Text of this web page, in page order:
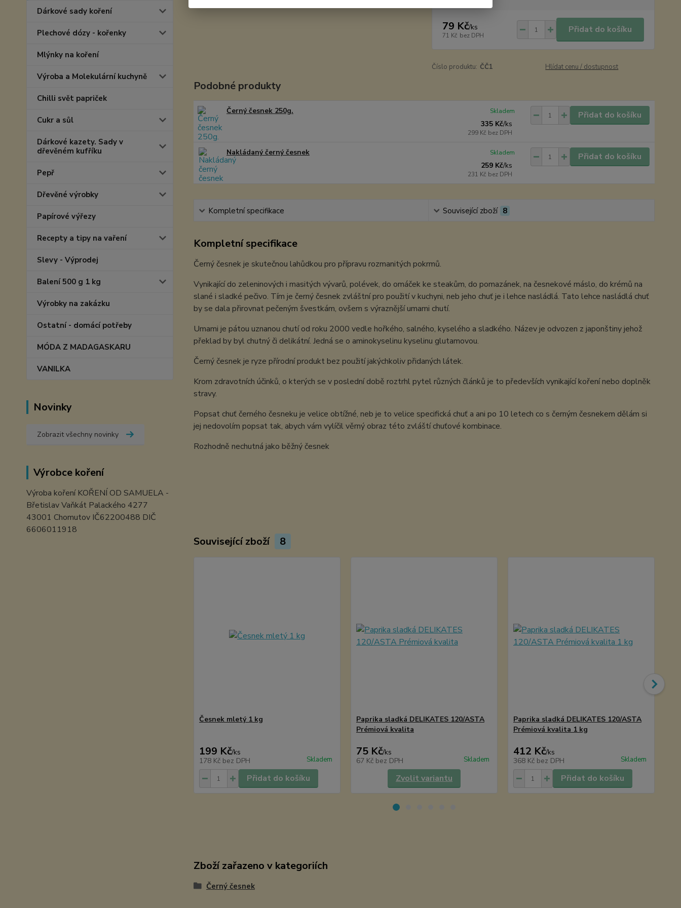
Dárkové sady koření
Plechové dózy - kořenky
Mlýnky na koření
Výroba a Molekulární kuchyně
Chilli svět papriček
Cukr a sůl
Dárkové kazety. Sady v
dřevěném kufříku
Pepř
Dřevěné výrobky
Papírové výřezy
Recepty a tipy na vaření
Slevy - Výprodej
Balení 500 g 1 kg
Výrobky na zakázku
Ostatní - domácí potřeby
MÓDA Z MADAGASKARU
VANILKA
Novinky
Zobrazit všechny novinky
Výrobce koření
Výroba koření KOŘENÍ OD SAMUELA -
Břetislav Vaňkát Palackého 4277
43001 Chomutov IČ62200488 DIČ
6606011918
79 Kč/ks
71 Kč bez DPH
Přidat do košíku
Číslo produktu: ČČ1 Hlídat cenu / dostupnost
Podobné produkty
Černý česnek 250g.
335 Kč/ks
299 Kč bez DPH
Skladem Přidat do košíku
Nakládaný černý česnek
259 Kč/ks
231 Kč bez DPH
Skladem Přidat do košíku
Kompletní specifikace Související zboží 8
Kompletní specifikace
Černý česnek je skutečnou lahůdkou pro přípravu rozmanitých pokrmů.
Vynikající do zeleninových i masitých vývarů, polévek, do omáček ke steakům, do pomazánek, na česnekové máslo, do krémů na
slané i sladké pečivo. Tím je černý česnek zvláštní pro použití v kuchyni, neb jeho chuť je i lehce nasládlá. Tato lehce nasládlá chuť
by se dala přirovnat pečeným švestkám, ovšem s výraznější umami chutí.
Umami je pátou uznanou chutí od roku 2000 vedle hořkého, salného, kyselého a sladkého. Název je odvozen z japonštiny jehož
překlad by byl chutný či delikátní. Jedná se o aminokyselinu kyselinu glutamovou.
Černý česnek je ryze přírodní produkt bez použití jakýchkoliv přidaných látek.
Krom zdravotních účinků, o kterých se v poslední době roztrhl pytel různých článků je to předevších vynikající koření nebo doplněk
stravy.
Popsat chuť černého česneku je velice obtížné, neb je to velice specifická chuť a ani po 10 letech co s černým česnekem dělám si
jej nedovolím popsat tak, abych vám vylíčil věrný obraz této zvláští chuťové kombinace.
Rozhodně nechutná jako běžný česnek
Související zboží 8
Česnek mletý 1 kg
199 Kč/ks
178 Kč bez DPH Skladem
Přidat do košíku
Paprika sladká DELIKATES 120/ASTA
Prémiová kvalita
75 Kč/ks
67 Kč bez DPH Skladem
Zvolit variantu
Paprika sladká DELIKATES 120/ASTA
Prémiová kvalita 1 kg
412 Kč/ks
368 Kč bez DPH Skladem
Přidat do košíku
Zboží zařazeno v kategoriích
Černý česnek